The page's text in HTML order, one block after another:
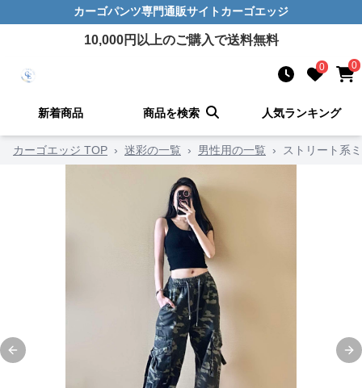
カーゴパンツ専門通販サイト カーゴエッジ
10,000円以上のご購入で送料無料
0 0
新着商品 商品を検索 人気ランキング
カーゴエッジ TOP › 迷彩の一覧 › 男性用の一覧 › ストリート系
Previous slide